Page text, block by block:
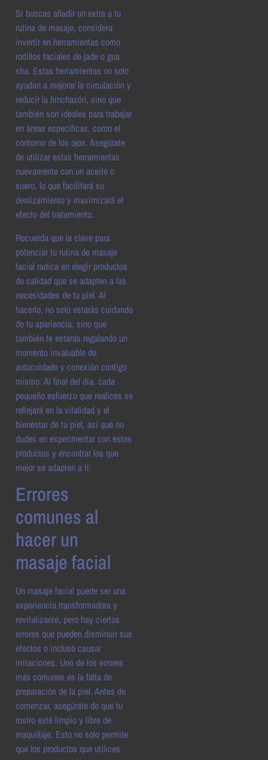
Si buscas añadir un extra a tu
rutina de masaje, considera
invertir en herramientas como
rodillos faciales de jade o gua
sha. Estas herramientas no solo
ayudan a mejorar la circulación y
reducir la hinchazón, sino que
también son ideales para trabajar
en áreas específicas, como el
contorno de los ojos. Asegúrate
de utilizar estas herramientas
nuevamente con un aceite o
suero, lo que facilitará su
deslizamiento y maximizará el
efecto del tratamiento.
Recuerda que la clave para
potenciar tu rutina de masaje
facial radica en elegir productos
de calidad que se adapten a las
necesidades de tu piel. Al
hacerlo, no solo estarás cuidando
de tu apariencia, sino que
también te estarás regalando un
momento invaluable de
autocuidado y conexión contigo
mismo. Al final del día, cada
pequeño esfuerzo que realices se
reflejará en la vitalidad y el
bienestar de tu piel, así que no
dudes en experimentar con estos
productos y encontrar los que
mejor se adapten a ti.
Errores
comunes al
hacer un
masaje facial
Un masaje facial puede ser una
experiencia transformadora y
revitalizante, pero hay ciertos
errores que pueden disminuir sus
efectos o incluso causar
irritaciones. Uno de los errores
más comunes es la falta de
preparación de la piel. Antes de
comenzar, asegúrate de que tu
rostro esté limpio y libre de
maquillaje. Esto no solo permite
que los productos que utilices